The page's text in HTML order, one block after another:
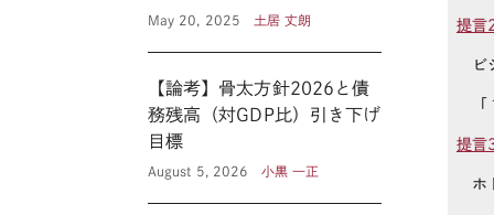
提言
ビ
「
提言
ホ
May 20, 2025 土居 丈朗
【論考】骨太方針2026と債
務残高（対GDP比）引き下げ
目標
August 5, 2026 小黒 一正